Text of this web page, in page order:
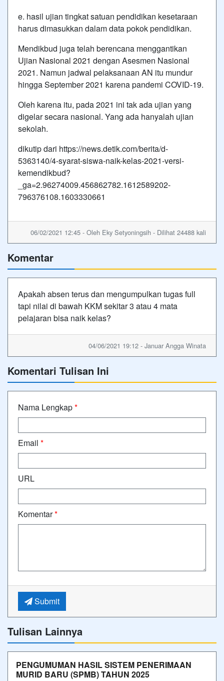
e. hasil ujian tingkat satuan pendidikan kesetaraan
harus dimasukkan dalam data pokok pendidikan.
Mendikbud juga telah berencana menggantikan
Ujian Nasional 2021 dengan Asesmen Nasional
2021. Namun jadwal pelaksanaan AN itu mundur
hingga September 2021 karena pandemi COVID-19.
Oleh karena itu, pada 2021 ini tak ada ujian yang
digelar secara nasional. Yang ada hanyalah ujian
sekolah.
dikutip dari https://news.detik.com/berita/d-
5363140/4-syarat-siswa-naik-kelas-2021-versi-
kemendikbud?
_ga=2.96274009.456862782.1612589202-
796376108.1603330661
06/02/2021 12:45 - Oleh Eky Setyoningsih - Dilihat 24488 kali
Komentar
Apakah absen terus dan mengumpulkan tugas full
tapi nilai di bawah KKM sekitar 3 atau 4 mata
pelajaran bisa naik kelas?
04/06/2021 19:12 - Januar Angga Winata
Komentari Tulisan Ini
Nama Lengkap*
Email *
URL
Komentar*
Submit
Tulisan Lainnya
PENGUMUMAN HASIL SISTEM PENERIMAAN
MURID BARU (SPMB) TAHUN 2025